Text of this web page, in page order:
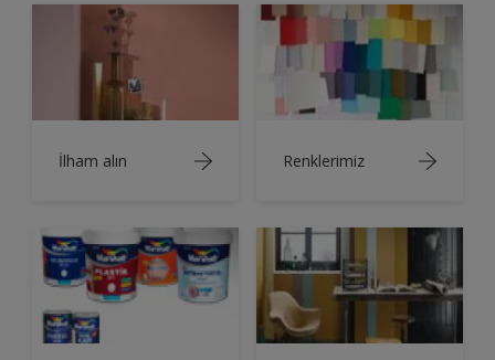
İlham alın Renklerimiz